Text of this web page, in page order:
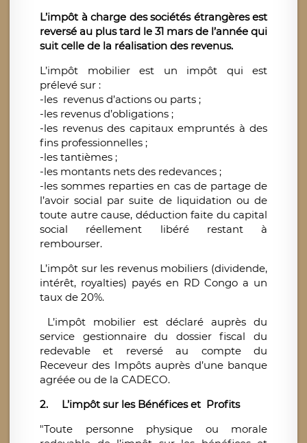
L’impôt à charge des sociétés étrangères est
reversé au plus tard le 31 mars de l’année qui
suit celle de la réalisation des revenus.
L’impôt mobilier est un impôt qui est
prélevé sur :
-les revenus d’actions ou parts ;
-les revenus d’obligations ;
-les revenus des capitaux empruntés à des
fins professionnelles ;
-les tantièmes ;
-les montants nets des redevances ;
-les sommes reparties en cas de partage de
l’avoir social par suite de liquidation ou de
toute autre cause, déduction faite du capital
social réellement libéré restant à
rembourser.
L’impôt sur les revenus mobiliers (dividende,
intérêt, royalties) payés en RD Congo a un
taux de 20%.
L’impôt mobilier est déclaré auprès du
service gestionnaire du dossier fiscal du
redevable et reversé au compte du
Receveur des Impôts auprès d’une banque
agréée ou de la CADECO.
2. L’impôt sur les Bénéfices et Profits
"Toute personne physique ou morale